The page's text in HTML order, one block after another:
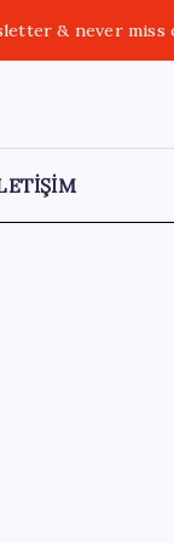
& never